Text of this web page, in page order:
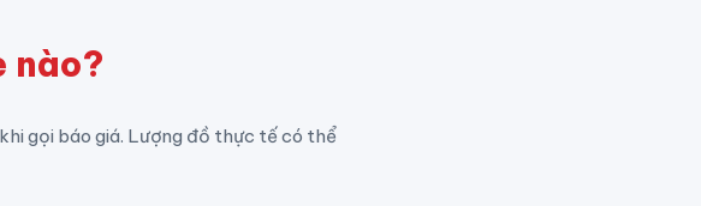
nào?
gọi báo giá. Lượng đồ thực tế có thể